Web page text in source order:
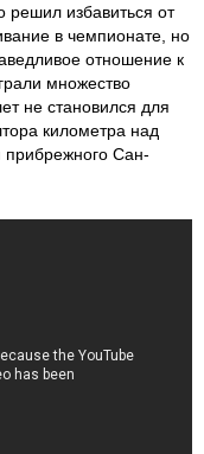
решил избавиться от
в чемпионате, но
отношение к
грали множество
не становился для
километра над
Сан-